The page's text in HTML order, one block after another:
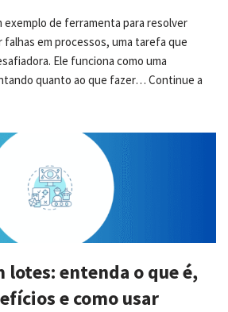
exemplo de ferramenta para resolver
em processos, uma tarefa que
Ele funciona como uma
quanto ao que fazer… Continue a
lotes: entenda o que é,
e como usar